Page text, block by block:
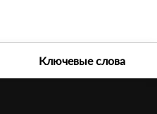
Ключевые слова